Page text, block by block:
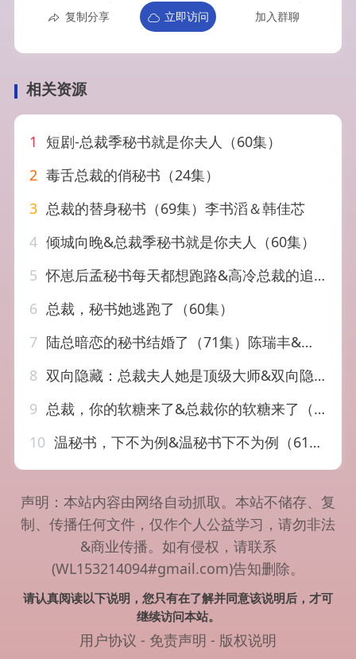
复制分享 立即访问 加入群聊
相关资源
1 短剧-总裁季秘书就是你夫人（60集）
2 毒舌总裁的俏秘书（24集）
3 总裁的替身秘书（69集）李书滔＆韩佳芯
4 倾城向晚&总裁季秘书就是你夫人（60集）
5 怀崽后孟秘书每天都想跑路&高冷总裁的追妻攻略&霸道总裁的甜蜜攻略（65集）柴柴
6 总裁，秘书她逃跑了（60集）
7 陆总暗恋的秘书结婚了（71集）陈瑞丰&白妍（1080P）
8 双向隐藏：总裁夫人她是顶级大师&双向隐藏总裁夫人她是顶级大师（78集）AI短剧
9 总裁，你的软糖来了&总裁你的软糖来了（30集）AI短剧
10 温秘书，下不为例&温秘书下不为例（61集）张意相&罗欢
声明：本站内容由网络自动抓取。本站不储存、复
制、传播任何文件，仅作个人公益学习，请勿非法
&商业传播。如有侵权，请联系
(WL153214094#gmail.com)告知删除。
请认真阅读以下说明，您只有在了解并同意该说明后，才可
继续访问本站。
用户协议 - 免责声明 - 版权说明